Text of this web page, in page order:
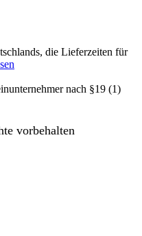
die Lieferzeiten für
nach §19 (1)
vorbehalten